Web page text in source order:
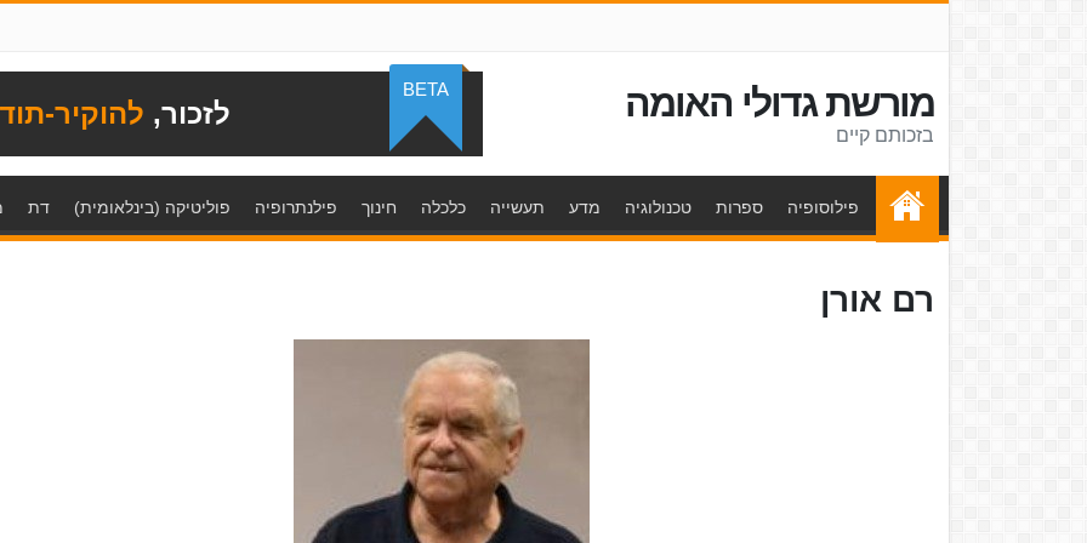
מורשת גדולי האומה
בזכותם קיים
לזכור, להוקיר-
BETA
פילוסופיה ספרות טכנולוגיה מדע תעשייה כלכלה חינוך פילנתרופיה פוליטיקה (בינלאומית) דת
רם אורן